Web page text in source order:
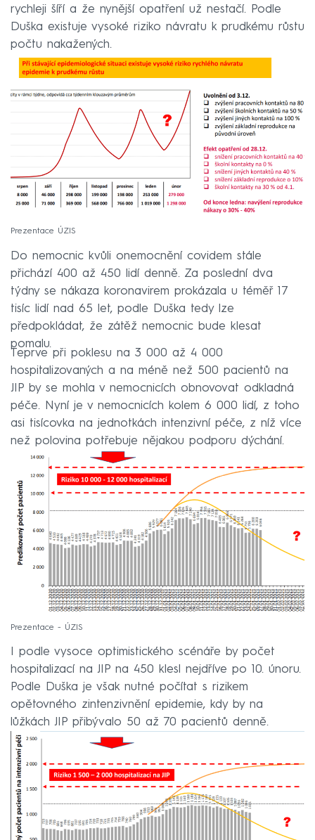
rychleji šíří a že nynější opatření už nestačí. Podle
Duška existuje vysoké riziko návratu k prudkému růstu
počtu nakažených.
Prezentace ÚZIS
Do nemocnic kvůli onemocnění covidem stále
přichází 400 až 450 lidí denně. Za poslední dva
týdny se nákaza koronavirem prokázala u téměř 17
tisíc lidí nad 65 let, podle Duška tedy lze
předpokládat, že zátěž nemocnic bude klesat
pomalu.
Teprve při poklesu na 3 000 až 4 000
hospitalizovaných a na méně než 500 pacientů na
JIP by se mohla v nemocnicích obnovovat odkladná
péče. Nyní je v nemocnicích kolem 6 000 lidí, z toho
asi tisícovka na jednotkách intenzivní péče, z níž více
než polovina potřebuje nějakou podporu dýchání.
Prezentace - ÚZIS
I podle vysoce optimistického scénáře by počet
hospitalizací na JIP na 450 klesl nejdříve po 10. únoru.
Podle Duška je však nutné počítat s rizikem
opětovného zintenzivnění epidemie, kdy by na
lůžkách JIP přibývalo 50 až 70 pacientů denně.